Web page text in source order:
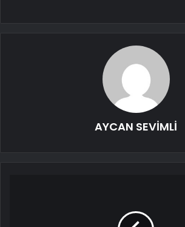
AYCAN SEVİMLİ